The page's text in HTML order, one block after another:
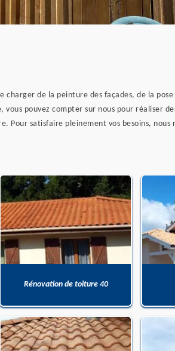
de la peinture des façades, de la
pouvez compter sur nous pour réaliser
Pour satisfaire pleinement vos besoins,
Rénovation de toiture 40